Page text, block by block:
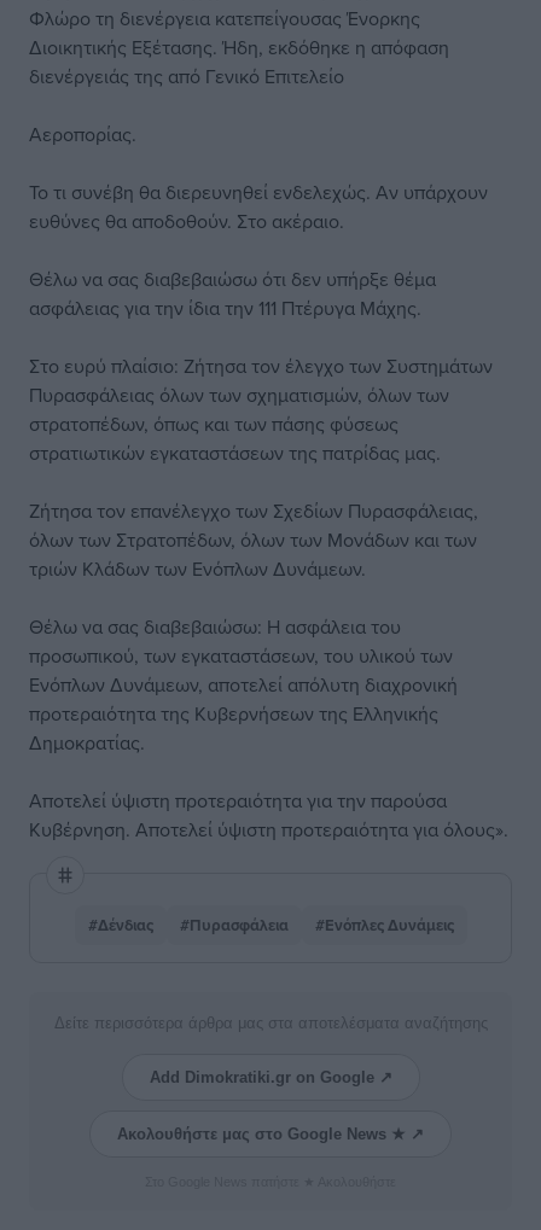
Φλώρο τη διενέργεια κατεπείγουσας Ένορκης
Διοικητικής Εξέτασης. Ήδη, εκδόθηκε η απόφαση
διενέργειάς της από Γενικό Επιτελείο
Αεροπορίας.
Το τι συνέβη θα διερευνηθεί ενδελεχώς. Αν υπάρχουν
ευθύνες θα αποδοθούν. Στο ακέραιο.
Θέλω να σας διαβεβαιώσω ότι δεν υπήρξε θέμα
ασφάλειας για την ίδια την 111 Πτέρυγα Μάχης.
Στο ευρύ πλαίσιο: Ζήτησα τον έλεγχο των Συστημάτων
Πυρασφάλειας όλων των σχηματισμών, όλων των
στρατοπέδων, όπως και των πάσης φύσεως
στρατιωτικών εγκαταστάσεων της πατρίδας μας.
Ζήτησα τον επανέλεγχο των Σχεδίων Πυρασφάλειας,
όλων των Στρατοπέδων, όλων των Μονάδων και των
τριών Κλάδων των Ενόπλων Δυνάμεων.
Θέλω να σας διαβεβαιώσω: Η ασφάλεια του
προσωπικού, των εγκαταστάσεων, του υλικού των
Ενόπλων Δυνάμεων, αποτελεί απόλυτη διαχρονική
προτεραιότητα της Κυβερνήσεων της Ελληνικής
Δημοκρατίας.
Αποτελεί ύψιστη προτεραιότητα για την παρούσα
Κυβέρνηση. Αποτελεί ύψιστη προτεραιότητα για όλους».
#Δένδιας #Πυρασφάλεια #Ενόπλες Δυνάμεις
Δείτε περισσότερα άρθρα μας στα αποτελέσματα αναζήτησης
Add Dimokratiki.gr on Google ↗
Ακολουθήστε μας στο Google News ★ ↗